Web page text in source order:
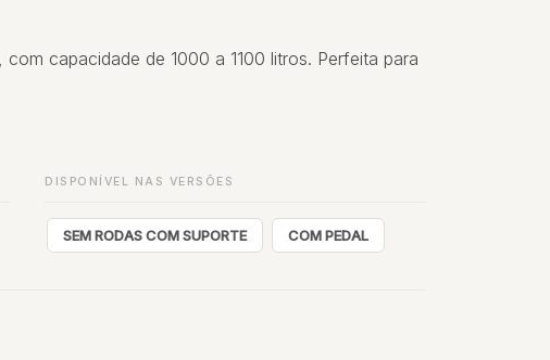
capacidade de 1000 a 1100 litros. Perfeita para
DISPONÍVEL NAS VERSÕES
SEM RODAS COM SUPORTE COM PEDAL